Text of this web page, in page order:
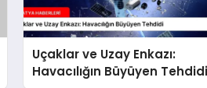
Uçaklar ve Uzay Enkazı:
Havacılığın Büyüyen Tehdidi